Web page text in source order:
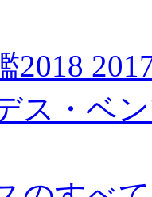
2018
ス・ベ